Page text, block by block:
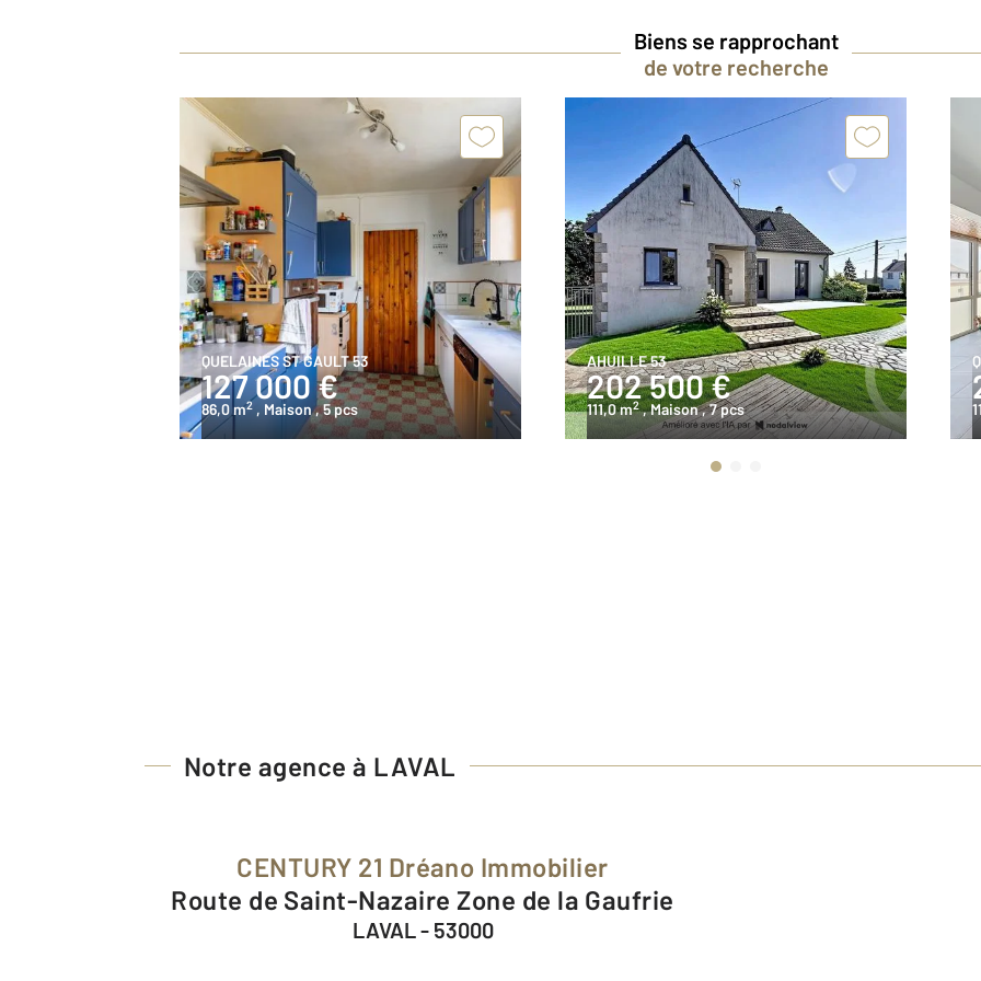
Biens se rapprochant
de votre recherche
QUELAINES ST GAULT 53
127 000 €
86,0 m2 , Maison, 5 pcs
AHUILLE 53
202 500 €
111,0 m2 , Maison, 7 pcs
Notre agence à LAVAL
CENTURY 21 Dréano Immobilier
Route de Saint-Nazaire Zone de la Gaufrie
LAVAL - 53000